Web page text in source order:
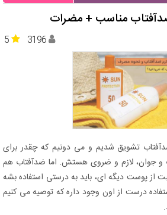
مناسب + مضرات
5 3196
تشویق شدیم و می دونیم که چقدر برای
و جوان، لازم و ضروی هستش. اما ضدآفتاب هم
از پوست دیگه ای، باید به درستی استفاده بشه
درست از اون وجود داره که توصیه می کنیم